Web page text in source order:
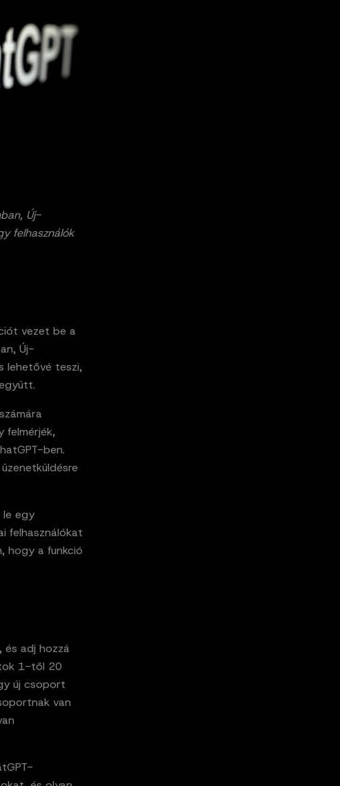
Új-
felhasználók
vezet be a
Új-
lehetővé teszi,
felmérjék,
ben.
le egy
felhasználókat
hogy a funkció
és adj hozzá
1-től 20
új csoport
van